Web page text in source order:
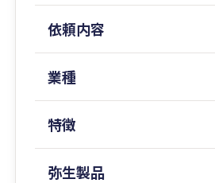
依頼内容
業種
特徴
弥生製品